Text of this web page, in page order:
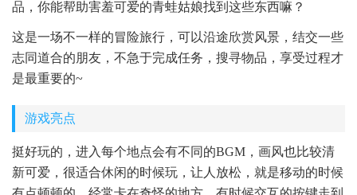
品，你能帮助害羞可爱的青蛙姑娘找到这些东西嘛？
这是一场不一样的冒险旅行，可以沿途欣赏风景，结交一些
志同道合的朋友，不急于完成任务，搜寻物品，享受过程才
是最重要的~
游戏亮点
挺好玩的，进入每个地点会有不同的BGM，画风也比较清
新可爱，很适合休闲的时候玩，让人放松，就是移动的时候